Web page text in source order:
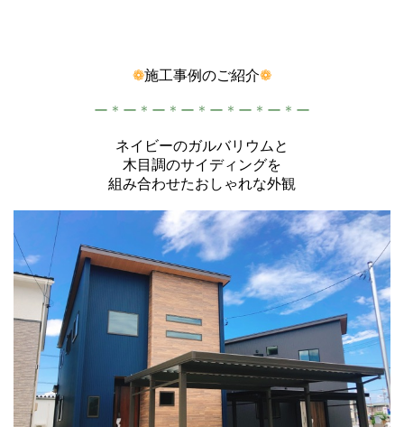
❁施工事例のご紹介❁
ー＊ー＊ー＊ー＊ー＊ー＊ー＊ー
ネイビーのガルバリウムと
木目調のサイディングを
組み合わせたおしゃれな外観